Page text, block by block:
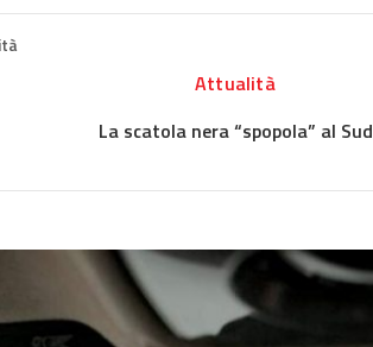
Attualità
La scatola nera “spopola” al Sud